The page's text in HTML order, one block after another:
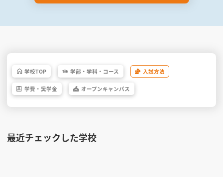
学校TOP 学部・ 学科・ コース 入試方法
学費・ 奨学金 オープンキャンパス
最近チェックした学校